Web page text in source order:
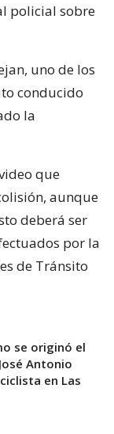
policial sobre
uno de los
conducido
la
que
aunque
deberá ser
por la
de Tránsito
se originó el
Antonio
en Las